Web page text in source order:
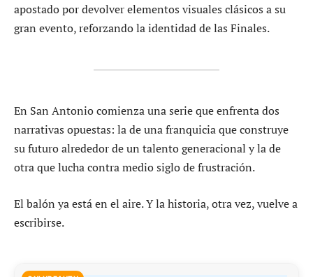
apostado por devolver elementos visuales clásicos a su
gran evento, reforzando la identidad de las Finales.
En San Antonio comienza una serie que enfrenta dos
narrativas opuestas: la de una franquicia que construye
su futuro alrededor de un talento generacional y la de
otra que lucha contra medio siglo de frustración.
El balón ya está en el aire. Y la historia, otra vez, vuelve a
escribirse.